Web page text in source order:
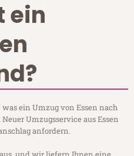
ein
ein Umzug von Essen nach
Umzugsservice aus Essen
anfordern.